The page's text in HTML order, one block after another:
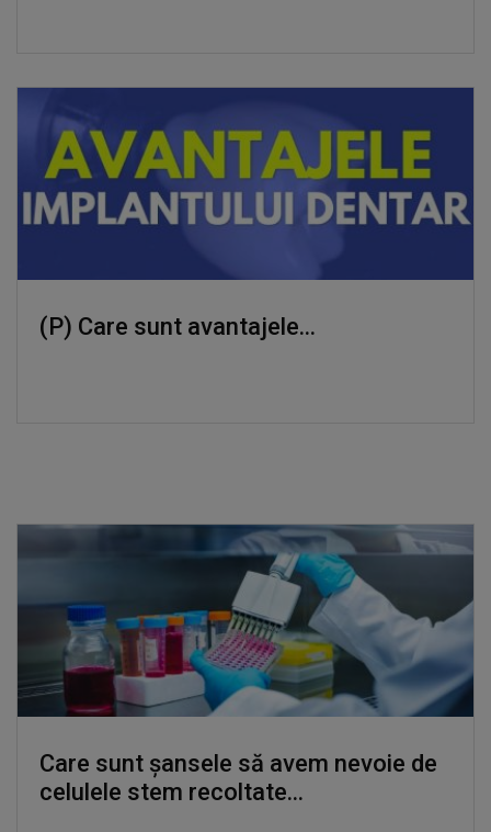
(P) Care sunt avantajele...
Care sunt șansele să avem nevoie de
celulele stem recoltate...